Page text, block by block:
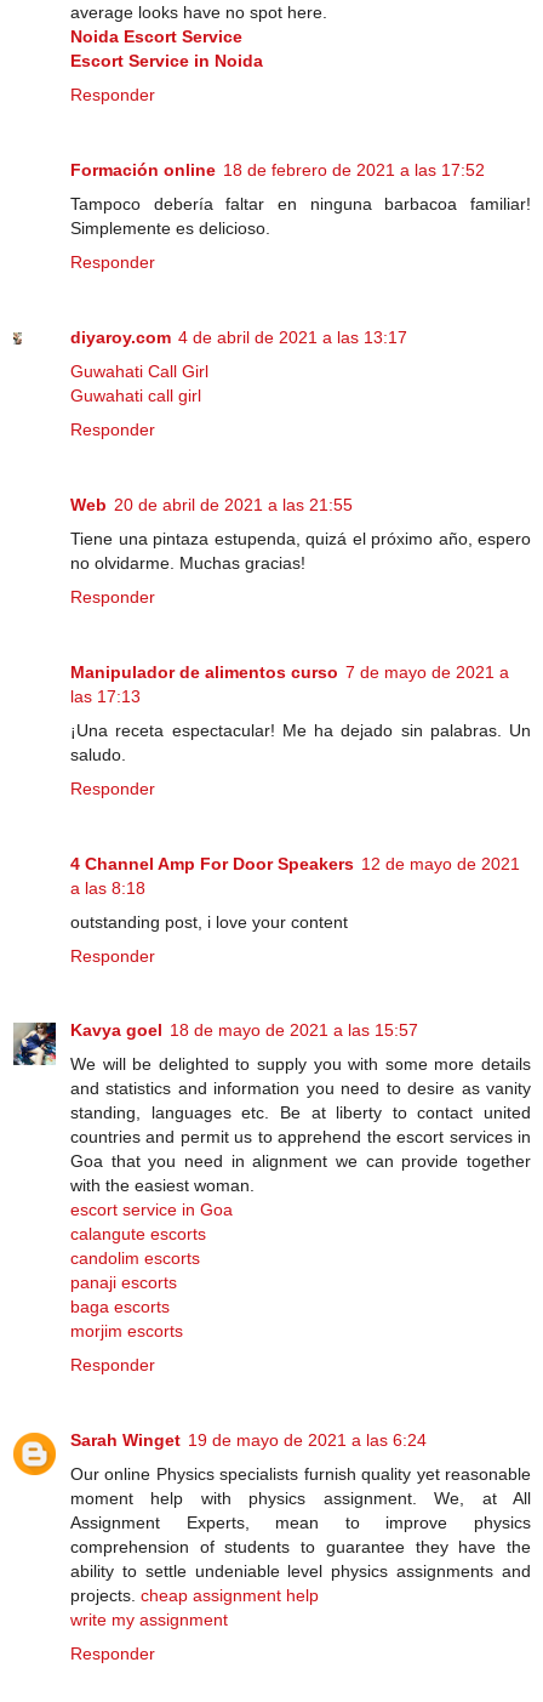
average looks have no spot here.
Noida Escort Service
Escort Service in Noida
Responder
Formación online 18 de febrero de 2021 a las 17:52
Tampoco debería faltar en ninguna barbacoa familiar!
Simplemente es delicioso.
Responder
diyaroy.com 4 de abril de 2021 a las 13:17
Guwahati Call Girl
Guwahati call girl
Responder
Web 20 de abril de 2021 a las 21:55
Tiene una pintaza estupenda, quizá el próximo año, espero
no olvidarme. Muchas gracias!
Responder
Manipulador de alimentos curso 7 de mayo de 2021 a
las 17:13
¡Una receta espectacular! Me ha dejado sin palabras. Un
saludo.
Responder
4 Channel Amp For Door Speakers 12 de mayo de 2021
a las 8:18
outstanding post, i love your content
Responder
Kavya goel 18 de mayo de 2021 a las 15:57
We will be delighted to supply you with some more details
and statistics and information you need to desire as vanity
standing, languages etc. Be at liberty to contact united
countries and permit us to apprehend the escort services in
Goa that you need in alignment we can provide together
with the easiest woman.
escort service in Goa
calangute escorts
candolim escorts
panaji escorts
baga escorts
morjim escorts
Responder
Sarah Winget 19 de mayo de 2021 a las 6:24
Our online Physics specialists furnish quality yet reasonable
moment help with physics assignment. We, at All
Assignment Experts, mean to improve physics
comprehension of students to guarantee they have the
ability to settle undeniable level physics assignments and
projects. cheap assignment help
write my assignment
Responder